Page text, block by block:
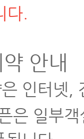
다.
안내
인터넷,
은 일부